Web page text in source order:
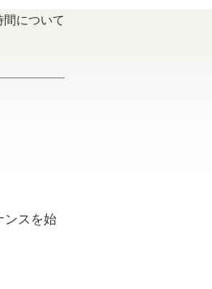
間について
ンスを始